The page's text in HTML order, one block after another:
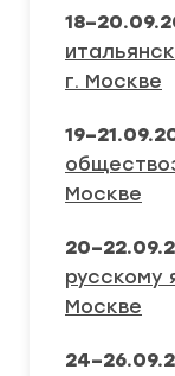
г. Москве
Москве
русскому
Москве